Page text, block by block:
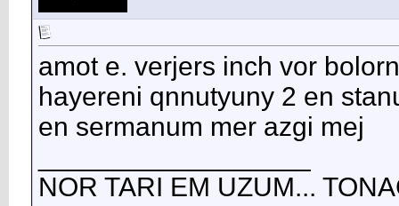
amot e. verjers inch vor
hayereni qnnutyuny 2 en
en sermanum mer azgi mej
NOR TARI EM UZUM...